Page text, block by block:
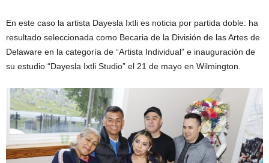
En este caso la artista Dayesla Ixtli es noticia por partida doble: ha
resultado seleccionada como Becaria de la División de las Artes de
Delaware en la categoría de “Artista Individual” e inauguración de
su estudio “Dayesla Ixtli Studio” el 21 de mayo en Wilmington.